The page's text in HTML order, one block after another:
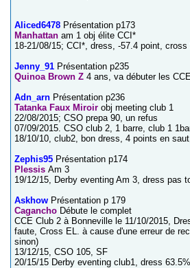
Aliced6478 Présentation p173
Manhattan am 1 obj élite CCI*
18-21/08/15; CCI*, dress, -57.4 point,
Jenny_91 Présentation p235
Quinoa Brown Z 4 ans, va débuter les
Adn_arn Présentation p236
Tatanka Faux Miroir obj meeting club 1
22/08/2015; CSO prepa 90, un refus
07/09/2015. CSO club 2, 1 barre, club 1
18/10/10, club2, bon dress, 4 points en
Zephis95 Présentation p174
Plessis Am 3
19/12/15, Derby eventing Am 3, dress pas
Askhow Présentation p 179
Cagancho Débute le complet
CCE Club 2 à Bonneville le 11/10/2015,
faute, Cross EL. à cause d'une erreur de
sinon)
13/12/15, CSO 105, SF
20/15/15 Derby eventing club1, dress